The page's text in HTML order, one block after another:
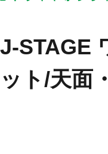
J-STAGE
ット/天面